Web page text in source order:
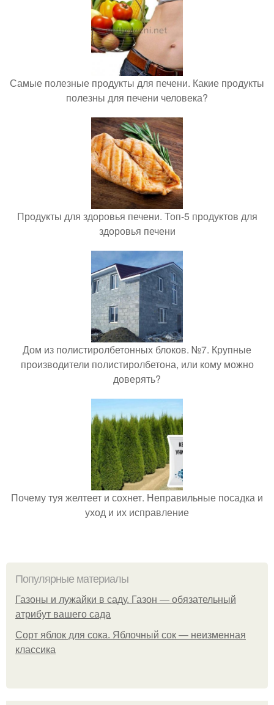
Самые полезные продукты для печени. Какие продукты
полезны для печени человека?
Продукты для здоровья печени. Топ-5 продуктов для
здоровья печени
Дом из полистиролбетонных блоков. №7. Крупные
производители полистиролбетона, или кому можно
доверять?
Почему туя желтеет и сохнет. Неправильные посадка и
уход и их исправление
Популярные материалы
Газоны и лужайки в саду. Газон — обязательный
атрибут вашего сада
Сорт яблок для сока. Яблочный сок — неизменная
классика